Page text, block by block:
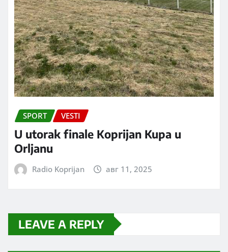
SPORT VESTI
U utorak finale Koprijan Kupa u
Orljanu
Radio Koprijan авг 11, 2025
LEAVE A REPLY